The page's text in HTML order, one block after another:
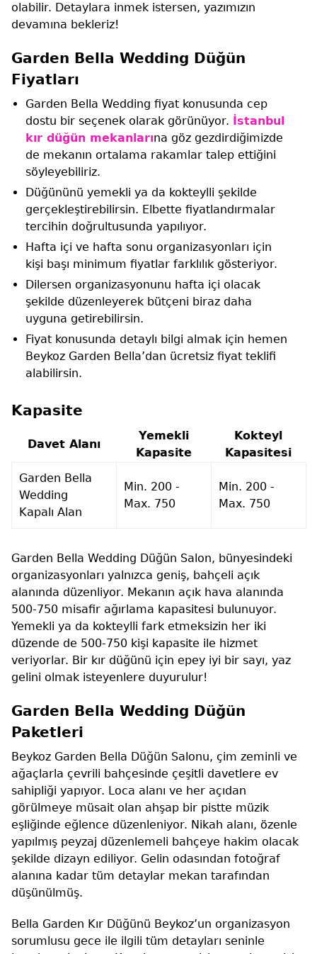
olabilir. Detaylara inmek istersen, yazımızın
devamına bekleriz!
Garden Bella Wedding Düğün
Fiyatları
Garden Bella Wedding fiyat konusunda cep
dostu bir seçenek olarak görünüyor.
İstanbul
kır düğün mekanlarına göz gezdirdiğimizde
de mekanın ortalama rakamlar talep ettiğini
söyleyebiliriz.
Düğününü yemekli ya da kokteylli şekilde
gerçekleştirebilirsin. Elbette fiyatlandırmalar
tercihin doğrultusunda yapılıyor.
Hafta içi ve hafta sonu organizasyonları için
kişi başı minimum fiyatlar farklılık gösteriyor.
Dilersen organizasyonunu hafta içi olacak
şekilde düzenleyerek bütçeni biraz daha
uyguna getirebilirsin.
Fiyat konusunda detaylı bilgi almak için hemen
Beykoz Garden Bella’dan ücretsiz fiyat teklifi
alabilirsin.
Kapasite
Davet Alanı
Yemekli
Kapasite
Kokteyl
Kapasitesi
Garden Bella
Wedding
Kapalı Alan
Min. 200 -
Max. 750
Min. 200 -
Max. 750
Garden Bella Wedding Düğün Salon, bünyesindeki
organizasyonları yalnızca geniş, bahçeli açık
alanında düzenliyor. Mekanın açık hava alanında
500-750 misafir ağırlama kapasitesi bulunuyor.
Yemekli ya da kokteylli fark etmeksizin her iki
düzende de 500-750 kişi kapasite ile hizmet
veriyorlar. Bir kır düğünü için epey iyi bir sayı, yaz
gelini olmak isteyenlere duyurulur!
Garden Bella Wedding Düğün
Paketleri
Beykoz Garden Bella Düğün Salonu, çim zeminli ve
ağaçlarla çevrili bahçesinde çeşitli davetlere ev
sahipliği yapıyor. Loca alanı ve her açıdan
görülmeye müsait olan ahşap bir pistte müzik
eşliğinde eğlence düzenleniyor. Nikah alanı, özenle
yapılmış peyzaj düzenlemeli bahçeye hakim olacak
şekilde dizayn ediliyor. Gelin odasından fotoğraf
alanına kadar tüm detaylar mekan tarafından
düşünülmüş.
Bella Garden Kır Düğünü Beykoz’un organizasyon
sorumlusu gece ile ilgili tüm detayları seninle